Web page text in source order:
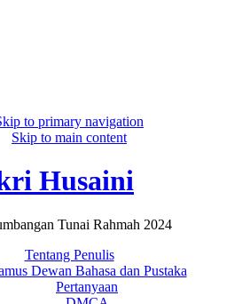
to primary navigation
Skip to main content
Husaini
Tunai Rahmah 2024
Tentang Penulis
Dewan Bahasa dan Pustaka
Pertanyaan